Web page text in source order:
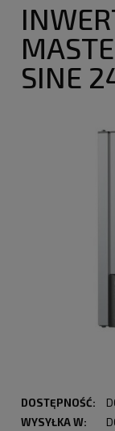
SINE
DOSTĘPNOŚĆ:
WYSYŁKA W: